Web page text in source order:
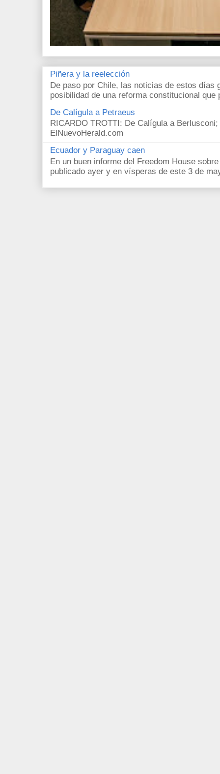
Piñera y la reelección
De paso por Chile, las noticias de estos días
posibilidad de una reforma constitucional
De Calígula a Petraeus
RICARDO TROTTI: De Calígula a
ElNuevoHerald.com
Ecuador y Paraguay caen
En un buen informe del Freedom House
publicado ayer y en vísperas de este 3 de